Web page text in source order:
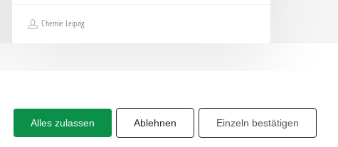
Chemie Leipzig
Share
Alles zulassen Ablehnen Einzeln bestätigen